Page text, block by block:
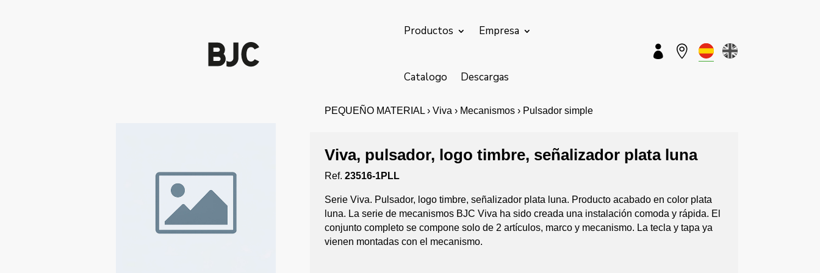
Productos Empresa
Catalogo Descargas
 
PEQUEÑO MATERIAL › Viva › Mecanismos › Pulsador simple
Viva, pulsador, logo timbre, señalizador plata luna
Ref. 23516-1PLL
Serie Viva. Pulsador, logo timbre, señalizador plata luna. Producto acabado en color plata
luna. La serie de mecanismos BJC Viva ha sido creada una instalación comoda y rápida. El
conjunto completo se compone solo de 2 artículos, marco y mecanismo. La tecla y tapa ya
vienen montadas con el mecanismo.